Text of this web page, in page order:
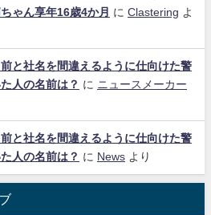
ゃん享年16歳4か月
に Clastering よ
と社名を間違えるように仕向けた警
人の名前は？ に ニュースメーカー
と社名を間違えるように仕向けた警
人の名前は？ に News より